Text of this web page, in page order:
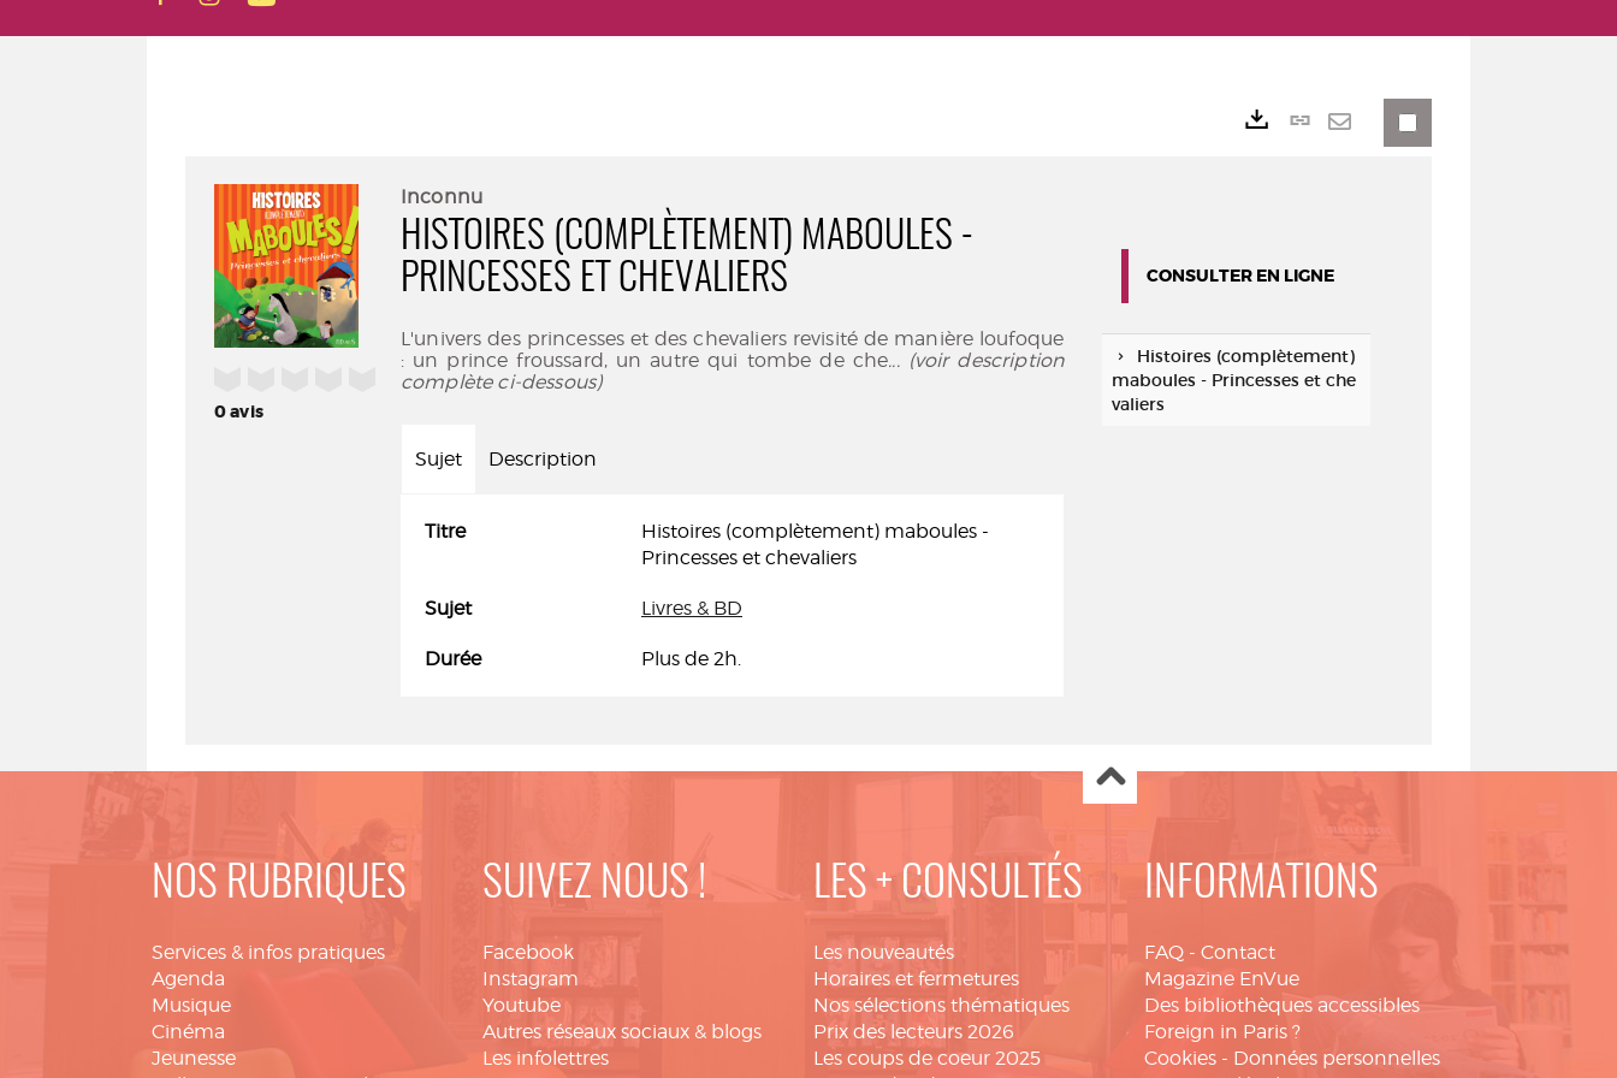
0avis
Inconnu
HISTOIRES (COMPLÈTEMENT) MABOULES -
PRINCESSES ET CHEVALIERS
L'univers des princesses et des chevaliers revisité de manière loufoque
: un prince froussard, un autre qui tombe de che... (voir description
complète ci-dessous)
Sujet Description
Titre
Histoires (complètement) maboules -
Princesses et chevaliers
Sujet Livres & BD
Durée Plus de 2h.
Lien
CONSULTER EN LIGNE
Histoires (complètement)
maboules - Princesses et che
valiers
NOS RUBRIQUES
Services & infos pratiques
Agenda
Musique
Cinéma
Jeunesse
SUIVEZ NOUS !
Facebook
Instagram
Youtube
Autres réseaux sociaux & blogs
Les infolettres
LES + CONSULTÉS
Les nouveautés
Horaires et fermetures
Nos sélections thématiques
Prix des lecteurs 2026
Les coups de coeur 2025
INFORMATIONS
FAQ - Contact
Magazine EnVue
Des bibliothèques accessibles
Foreign in Paris ?
Cookies - Données personnelles